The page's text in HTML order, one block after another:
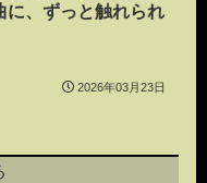
に、ずっと触れられ
2026年03月23日